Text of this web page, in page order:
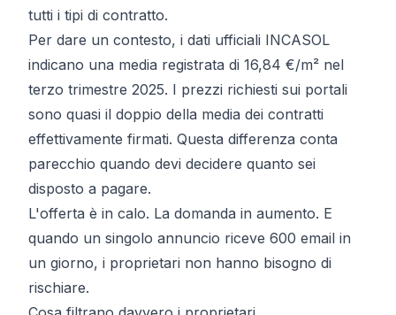
tutti i tipi di contratto.
Per dare un contesto, i dati ufficiali INCASOL
indicano una media registrata di 16,84 €/m² nel
terzo trimestre 2025. I prezzi richiesti sui portali
sono quasi il doppio della media dei contratti
effettivamente firmati. Questa differenza conta
parecchio quando devi decidere quanto sei
disposto a pagare.
L'offerta è in calo. La domanda in aumento. E
quando un singolo annuncio riceve 600 email in
un giorno, i proprietari non hanno bisogno di
rischiare.